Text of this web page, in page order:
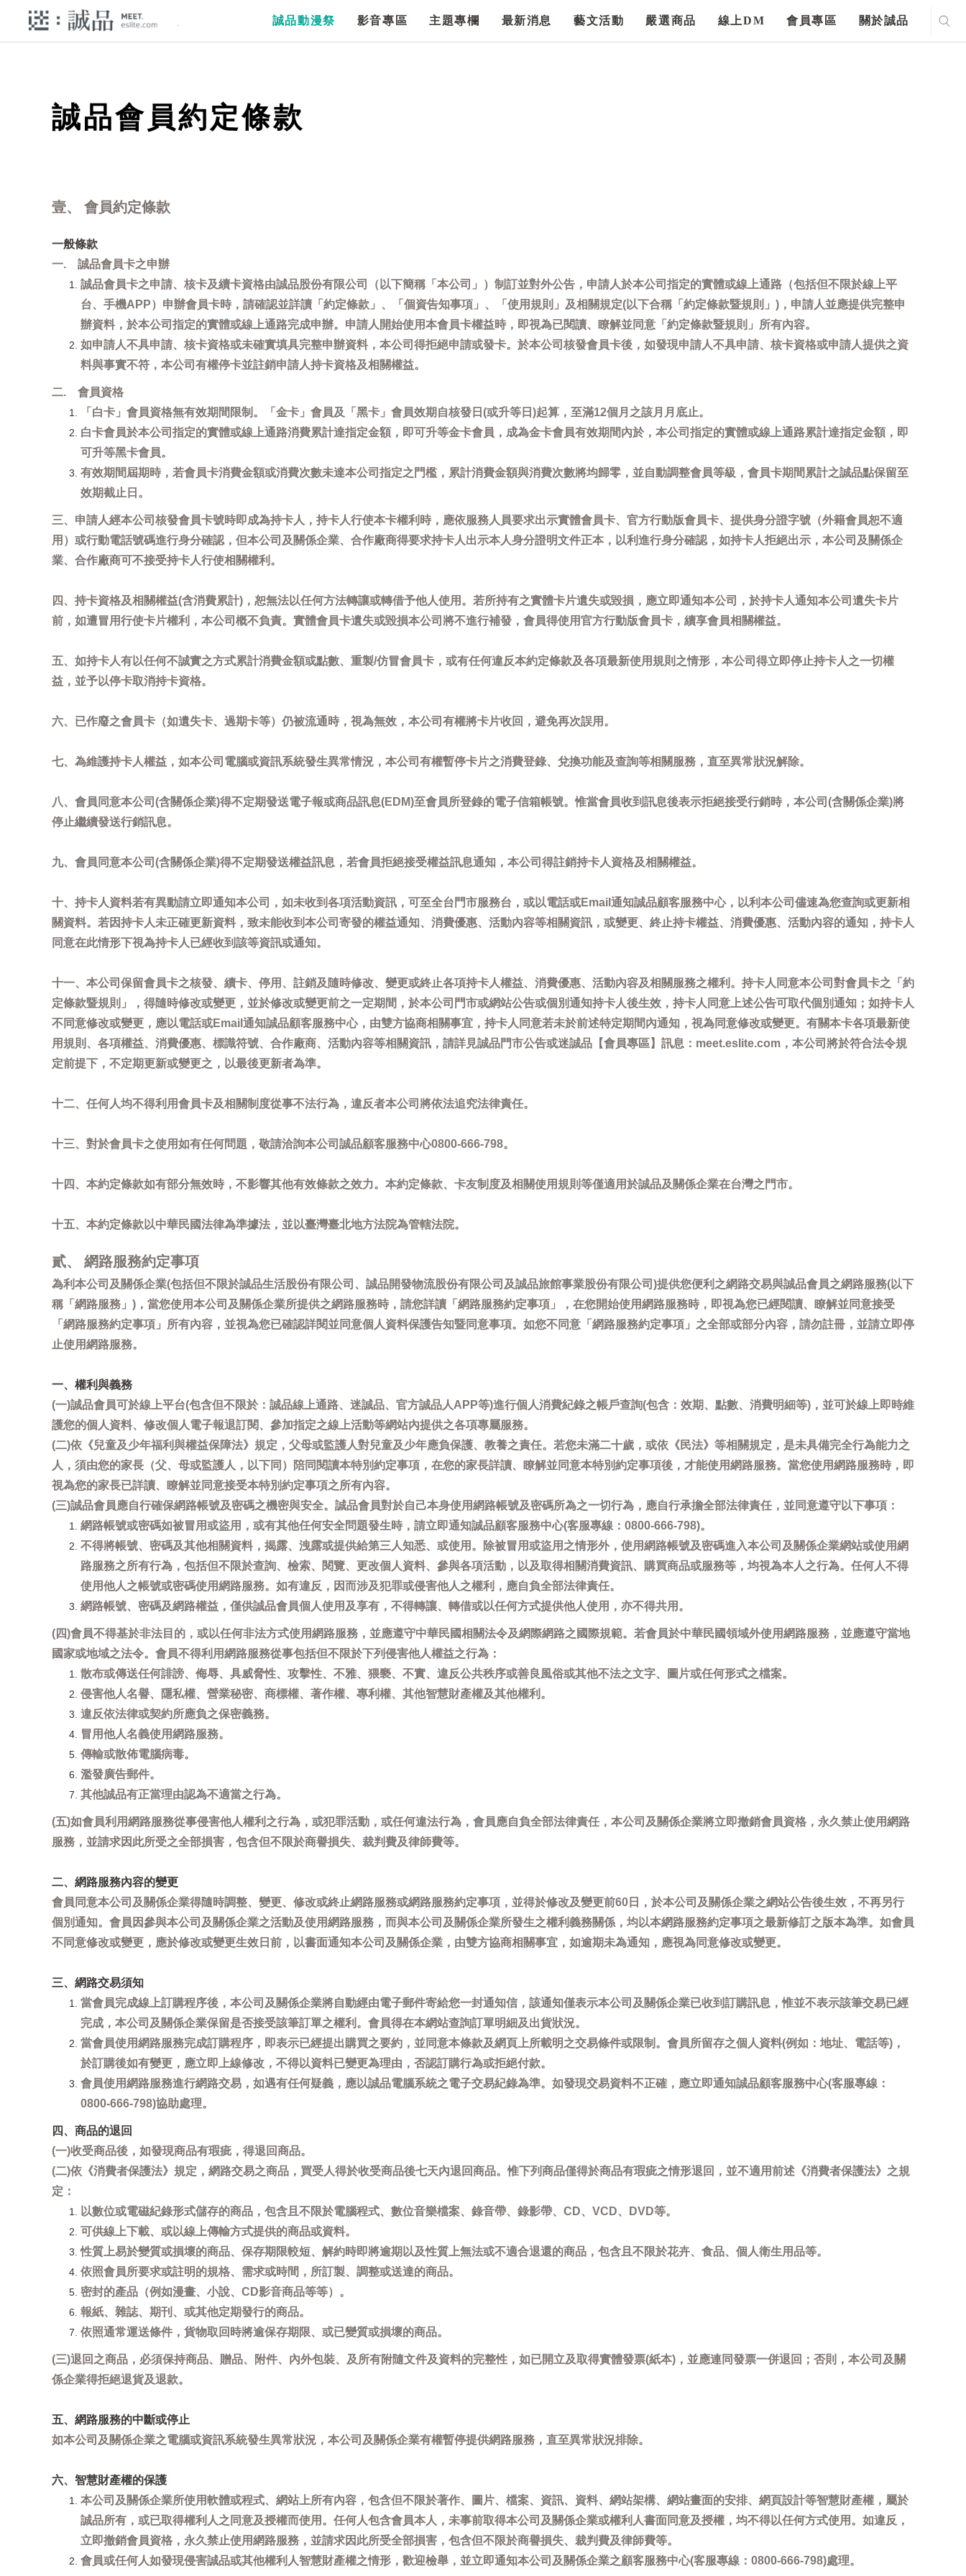
誠品動漫祭 影音專區 主題專欄 最新消息 藝文活動 嚴選商品 線上DM 會員專區 關於誠品
誠品會員約定條款
壹、 會員約定條款
一般條款
一. 誠品會員卡之申辦
誠品會員卡之申請、核卡及續卡資格由誠品股份有限公司（以下簡稱「本公司」）制訂並對外公告，申請人於本公司指定的實體或線上通路（包括但不限於線上平
台、手機APP）申辦會員卡時，請確認並詳讀「約定條款」、「個資告知事項」、「使用規則」及相關規定(以下合稱「約定條款暨規則」)，申請人並應提供完整申
辦資料，於本公司指定的實體或線上通路完成申辦。申請人開始使用本會員卡權益時，即視為已閱讀、瞭解並同意「約定條款暨規則」所有內容。
如申請人不具申請、核卡資格或未確實填具完整申辦資料，本公司得拒絕申請或發卡。於本公司核發會員卡後，如發現申請人不具申請、核卡資格或申請人提供之資
料與事實不符，本公司有權停卡並註銷申請人持卡資格及相關權益。
二. 會員資格
「白卡」會員資格無有效期間限制。「金卡」會員及「黑卡」會員效期自核發日(或升等日)起算，至滿12個月之該月月底止。
白卡會員於本公司指定的實體或線上通路消費累計達指定金額，即可升等金卡會員，成為金卡會員有效期間內於，本公司指定的實體或線上通路累計達指定金額，即
可升等黑卡會員。
有效期間屆期時，若會員卡消費金額或消費次數未達本公司指定之門檻，累計消費金額與消費次數將均歸零，並自動調整會員等級，會員卡期間累計之誠品點保留至
效期截止日。
三、申請人經本公司核發會員卡號時即成為持卡人，持卡人行使本卡權利時，應依服務人員要求出示實體會員卡、官方行動版會員卡、提供身分證字號（外籍會員恕不適
用）或行動電話號碼進行身分確認，但本公司及關係企業、合作廠商得要求持卡人出示本人身分證明文件正本，以利進行身分確認，如持卡人拒絕出示，本公司及關係企
業、合作廠商可不接受持卡人行使相關權利。
四、持卡資格及相關權益(含消費累計)，恕無法以任何方法轉讓或轉借予他人使用。若所持有之實體卡片遺失或毀損，應立即通知本公司，於持卡人通知本公司遺失卡片
前，如遭冒用行使卡片權利，本公司概不負責。實體會員卡遺失或毀損本公司將不進行補發，會員得使用官方行動版會員卡，續享會員相關權益。
五、如持卡人有以任何不誠實之方式累計消費金額或點數、重製/仿冒會員卡，或有任何違反本約定條款及各項最新使用規則之情形，本公司得立即停止持卡人之一切權
益，並予以停卡取消持卡資格。
六、已作廢之會員卡（如遺失卡、過期卡等）仍被流通時，視為無效，本公司有權將卡片收回，避免再次誤用。
七、為維護持卡人權益，如本公司電腦或資訊系統發生異常情況，本公司有權暫停卡片之消費登錄、兌換功能及查詢等相關服務，直至異常狀況解除。
八、會員同意本公司(含關係企業)得不定期發送電子報或商品訊息(EDM)至會員所登錄的電子信箱帳號。惟當會員收到訊息後表示拒絕接受行銷時，本公司(含關係企業)將
停止繼續發送行銷訊息。
九、會員同意本公司(含關係企業)得不定期發送權益訊息，若會員拒絕接受權益訊息通知，本公司得註銷持卡人資格及相關權益。
十、持卡人資料若有異動請立即通知本公司，如未收到各項活動資訊，可至全台門市服務台，或以電話或Email通知誠品顧客服務中心，以利本公司儘速為您查詢或更新相
關資料。若因持卡人未正確更新資料，致未能收到本公司寄發的權益通知、消費優惠、活動內容等相關資訊，或變更、終止持卡權益、消費優惠、活動內容的通知，持卡人
同意在此情形下視為持卡人已經收到該等資訊或通知。
十一、本公司保留會員卡之核發、續卡、停用、註銷及隨時修改、變更或終止各項持卡人權益、消費優惠、活動內容及相關服務之權利。持卡人同意本公司對會員卡之「約
定條款暨規則」，得隨時修改或變更，並於修改或變更前之一定期間，於本公司門市或網站公告或個別通知持卡人後生效，持卡人同意上述公告可取代個別通知；如持卡人
不同意修改或變更，應以電話或Email通知誠品顧客服務中心，由雙方協商相關事宜，持卡人同意若未於前述特定期間內通知，視為同意修改或變更。有關本卡各項最新使
用規則、各項權益、消費優惠、標識符號、合作廠商、活動內容等相關資訊，請詳見誠品門市公告或迷誠品【會員專區】訊息：meet.eslite.com，本公司將於符合法令規
定前提下，不定期更新或變更之，以最後更新者為準。
十二、任何人均不得利用會員卡及相關制度從事不法行為，違反者本公司將依法追究法律責任。
十三、對於會員卡之使用如有任何問題，敬請洽詢本公司誠品顧客服務中心0800-666-798。
十四、本約定條款如有部分無效時，不影響其他有效條款之效力。本約定條款、卡友制度及相關使用規則等僅適用於誠品及關係企業在台灣之門市。
十五、本約定條款以中華民國法律為準據法，並以臺灣臺北地方法院為管轄法院。
貳、 網路服務約定事項
為利本公司及關係企業(包括但不限於誠品生活股份有限公司、誠品開發物流股份有限公司及誠品旅館事業股份有限公司)提供您便利之網路交易與誠品會員之網路服務(以下
稱「網路服務」)，當您使用本公司及關係企業所提供之網路服務時，請您詳讀「網路服務約定事項」，在您開始使用網路服務時，即視為您已經閱讀、瞭解並同意接受
「網路服務約定事項」所有內容，並視為您已確認詳閱並同意個人資料保護告知暨同意事項。如您不同意「網路服務約定事項」之全部或部分內容，請勿註冊，並請立即停
止使用網路服務。
一、權利與義務
(一)誠品會員可於線上平台(包含但不限於：誠品線上通路、迷誠品、官方誠品人APP等)進行個人消費紀錄之帳戶查詢(包含：效期、點數、消費明細等)，並可於線上即時維
護您的個人資料、修改個人電子報退訂閱、參加指定之線上活動等網站內提供之各項專屬服務。
(二)依《兒童及少年福利與權益保障法》規定，父母或監護人對兒童及少年應負保護、教養之責任。若您未滿二十歲，或依《民法》等相關規定，是未具備完全行為能力之
人，須由您的家長（父、母或監護人，以下同）陪同閱讀本特別約定事項，在您的家長詳讀、瞭解並同意本特別約定事項後，才能使用網路服務。當您使用網路服務時，即
視為您的家長已詳讀、瞭解並同意接受本特別約定事項之所有內容。
(三)誠品會員應自行確保網路帳號及密碼之機密與安全。誠品會員對於自己本身使用網路帳號及密碼所為之一切行為，應自行承擔全部法律責任，並同意遵守以下事項：
網路帳號或密碼如被冒用或盜用，或有其他任何安全問題發生時，請立即通知誠品顧客服務中心(客服專線：0800-666-798)。
不得將帳號、密碼及其他相關資料，揭露、洩露或提供給第三人知悉、或使用。除被冒用或盜用之情形外，使用網路帳號及密碼進入本公司及關係企業網站或使用網
路服務之所有行為，包括但不限於查詢、檢索、閱覽、更改個人資料、參與各項活動，以及取得相關消費資訊、購買商品或服務等，均視為本人之行為。任何人不得
使用他人之帳號或密碼使用網路服務。如有違反，因而涉及犯罪或侵害他人之權利，應自負全部法律責任。
網路帳號、密碼及網路權益，僅供誠品會員個人使用及享有，不得轉讓、轉借或以任何方式提供他人使用，亦不得共用。
(四)會員不得基於非法目的，或以任何非法方式使用網路服務，並應遵守中華民國相關法令及網際網路之國際規範。若會員於中華民國領域外使用網路服務，並應遵守當地
國家或地域之法令。會員不得利用網路服務從事包括但不限於下列侵害他人權益之行為：
散布或傳送任何誹謗、侮辱、具威脅性、攻擊性、不雅、猥褻、不實、違反公共秩序或善良風俗或其他不法之文字、圖片或任何形式之檔案。
侵害他人名譽、隱私權、營業秘密、商標權、著作權、專利權、其他智慧財產權及其他權利。
違反依法律或契約所應負之保密義務。
冒用他人名義使用網路服務。
傳輸或散佈電腦病毒。
濫發廣告郵件。
其他誠品有正當理由認為不適當之行為。
(五)如會員利用網路服務從事侵害他人權利之行為，或犯罪活動，或任何違法行為，會員應自負全部法律責任，本公司及關係企業將立即撤銷會員資格，永久禁止使用網路
服務，並請求因此所受之全部損害，包含但不限於商譽損失、裁判費及律師費等。
二、網路服務內容的變更
會員同意本公司及關係企業得隨時調整、變更、修改或終止網路服務或網路服務約定事項，並得於修改及變更前60日，於本公司及關係企業之網站公告後生效，不再另行
個別通知。會員因參與本公司及關係企業之活動及使用網路服務，而與本公司及關係企業所發生之權利義務關係，均以本網路服務約定事項之最新修訂之版本為準。如會員
不同意修改或變更，應於修改或變更生效日前，以書面通知本公司及關係企業，由雙方協商相關事宜，如逾期未為通知，應視為同意修改或變更。
三、網路交易須知
當會員完成線上訂購程序後，本公司及關係企業將自動經由電子郵件寄給您一封通知信，該通知僅表示本公司及關係企業已收到訂購訊息，惟並不表示該筆交易已經
完成，本公司及關係企業保留是否接受該筆訂單之權利。會員得在本網站查詢訂單明細及出貨狀況。
當會員使用網路服務完成訂購程序，即表示已經提出購買之要約，並同意本條款及網頁上所載明之交易條件或限制。會員所留存之個人資料(例如：地址、電話等)，
於訂購後如有變更，應立即上線修改，不得以資料已變更為理由，否認訂購行為或拒絕付款。
會員使用網路服務進行網路交易，如遇有任何疑義，應以誠品電腦系統之電子交易紀錄為準。如發現交易資料不正確，應立即通知誠品顧客服務中心(客服專線：
0800-666-798)協助處理。
四、商品的退回
(一)收受商品後，如發現商品有瑕疵，得退回商品。
(二)依《消費者保護法》規定，網路交易之商品，買受人得於收受商品後七天內退回商品。惟下列商品僅得於商品有瑕疵之情形退回，並不適用前述《消費者保護法》之規
定：
以數位或電磁紀錄形式儲存的商品，包含且不限於電腦程式、數位音樂檔案、錄音帶、錄影帶、CD、VCD、DVD等。
可供線上下載、或以線上傳輸方式提供的商品或資料。
性質上易於變質或損壞的商品、保存期限較短、解約時即將逾期以及性質上無法或不適合退還的商品，包含且不限於花卉、食品、個人衛生用品等。
依照會員所要求或註明的規格、需求或時間，所訂製、調整或送達的商品。
密封的產品（例如漫畫、小說、CD影音商品等等）。
報紙、雜誌、期刊、或其他定期發行的商品。
依照通常運送條件，貨物取回時將逾保存期限、或已變質或損壞的商品。
(三)退回之商品，必須保持商品、贈品、附件、內外包裝、及所有附隨文件及資料的完整性，如已開立及取得實體發票(紙本)，並應連同發票一併退回；否則，本公司及關
係企業得拒絕退貨及退款。
五、網路服務的中斷或停止
如本公司及關係企業之電腦或資訊系統發生異常狀況，本公司及關係企業有權暫停提供網路服務，直至異常狀況排除。
六、智慧財產權的保護
本公司及關係企業所使用軟體或程式、網站上所有內容，包含但不限於著作、圖片、檔案、資訊、資料、網站架構、網站畫面的安排、網頁設計等智慧財產權，屬於
誠品所有，或已取得權利人之同意及授權而使用。任何人包含會員本人，未事前取得本公司及關係企業或權利人書面同意及授權，均不得以任何方式使用。如違反，
立即撤銷會員資格，永久禁止使用網路服務，並請求因此所受全部損害，包含但不限於商譽損失、裁判費及律師費等。
會員或任何人如發現侵害誠品或其他權利人智慧財產權之情形，歡迎檢舉，並立即通知本公司及關係企業之顧客服務中心(客服專線：0800-666-798)處理。